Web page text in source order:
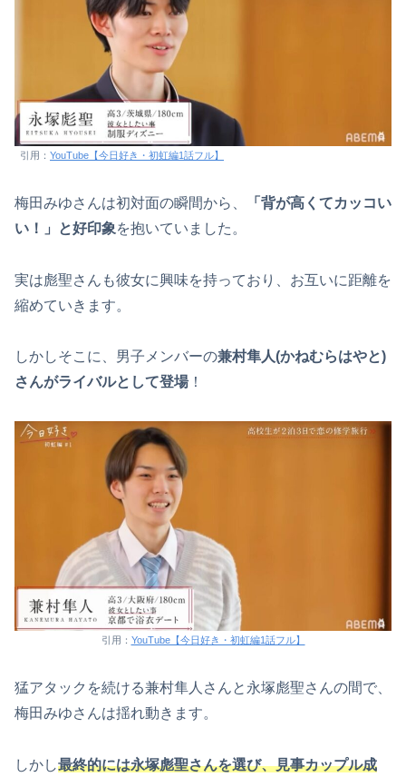
引用： YouTube【今日好き・初虹編1話フル】
梅田みゆさんは初対面の瞬間から、
「背が高くてカッコい
い！」と好印象を抱いていました。
実は彪聖さんも彼女に興味を持っており、お互いに距離を
縮めていきます。
しかしそこに、男子メンバーの兼村隼人(かねむらはやと)
さんがライバルとして登場！
引用： YouTube【今日好き・初虹編1話フル】
猛アタックを続ける兼村隼人さんと永塚彪聖さんの間で、
梅田みゆさんは揺れ動きます。
しかし最終的には永塚彪聖さんを選び、見事カップル成